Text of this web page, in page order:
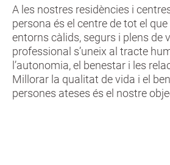
A les nostres residències i
persona és el centre de tot el
entorns càlids, segurs i plens de
professional s’uneix al tracte
l’autonomia, el benestar i les
Millorar la qualitat de vida i el
persones ateses és el nostre